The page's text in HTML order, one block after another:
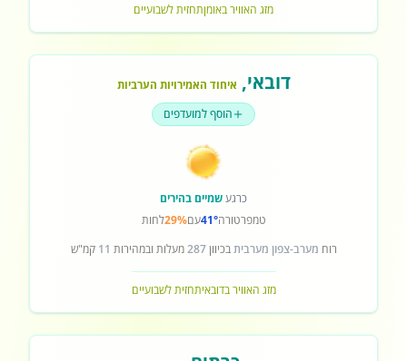
מזג האוויר באומןתחזית לשבועיים
דובאי, איחוד האמירויות הערביות
הוסף למועדפים
כרגעשמיים בהירים
טמפרטורה41°עם29%לחות
רוח מערב-צפון מערביתבכיוון287מעלות ובמהירות 11 קמ"ש
מזג האוויר בדובאיתחזית לשבועיים